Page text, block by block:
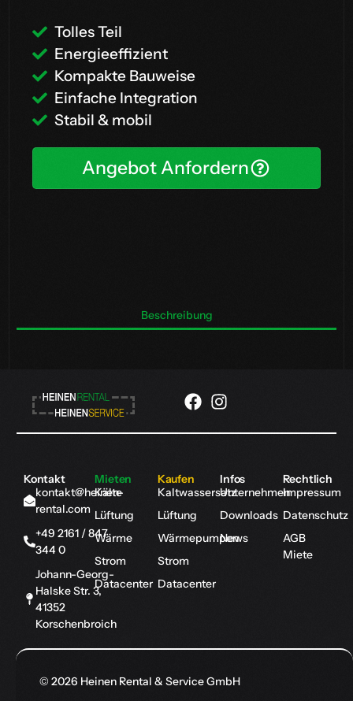
Tolles Teil
Energieeffizient
Kompakte Bauweise
Einfache Integration
Stabil & mobil
Angebot Anfordern
Beschreibung
Kontakt
kontakt@heinen-
rental.com
+49 2161 / 847
344 0
Johann-Georg-
Halske Str. 3,
41352
Korschenbroich
Mieten
Kälte
Lüftung
Wärme
Strom
Datacenter
Kaufen
Kaltwassersatz
Lüftung
Wärmepumpen
Strom
Datacenter
Infos
Unternehmen
Downloads
News
Rechtlich
Impressum
Datenschutz
AGB
Miete
© 2026 Heinen Rental & Service GmbH